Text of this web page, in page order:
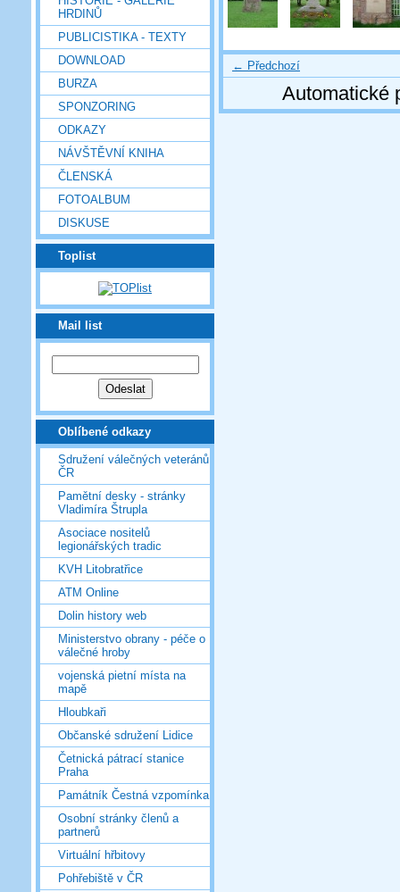
HRDINŮ
PUBLICISTIKA - TEXTY
DOWNLOAD
BURZA
SPONZORING
ODKAZY
NÁVŠTĚVNÍ KNIHA
ČLENSKÁ
FOTOALBUM
DISKUSE
Toplist
Mail list
Oblíbené odkazy
Sdružení válečných veteránů
ČR
Pamětní desky - stránky
Vladimíra Štrupla
Asociace nositelů
legionářských tradic
KVH Litobratřice
ATM Online
Dolin history web
Ministerstvo obrany - péče o
válečné hroby
vojenská pietní místa na
mapě
Hloubkaři
Občanské sdružení Lidice
Četnická pátrací stanice
Praha
Památník Čestná vzpomínka
Osobní stránky členů a
partnerů
Virtuální hřbitovy
Pohřebiště v ČR
← Předchozí
Automatické